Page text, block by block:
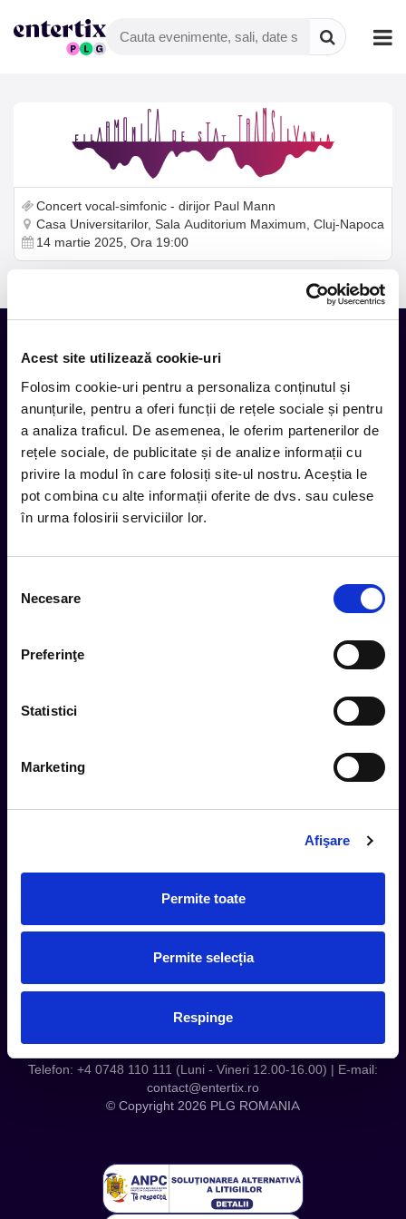
Acest site utilizează cookie-uri
Folosim cookie-uri pentru a personaliza conținutul și
anunțurile, pentru a oferi funcții de rețele sociale și pentru
a analiza traficul. De asemenea, le oferim partenerilor de
rețele sociale, de publicitate și de analize informații cu
privire la modul în care folosiți site-ul nostru. Aceștia le
pot combina cu alte informații oferite de dvs. sau culese
în urma folosirii serviciilor lor.
consimțământului
Necesare
Preferinţe
Statistici
Marketing
Afişare
Permite toate
Permite selecția
Respinge
Concert vocal-simfonic - dirijor Paul Mann
Casa Universitarilor, Sala Auditorium Maximum, Cluj-Napoca
14 martie 2025, Ora 19:00
Tot ce te intereseaza, direct in
inbox.
Aboneaza-te la newsletter-ul nostru, fii primul la care ajung
evenimentele noi.
Metode plata
Magazine partenere
Termeni si Conditii
Politica Confidentialitate
Telefon: +4 0748 110 111 (Luni - Vineri 12.00-16.00) | E-mail:
contact@entertix.ro
© Copyright 2026 PLG ROMANIA